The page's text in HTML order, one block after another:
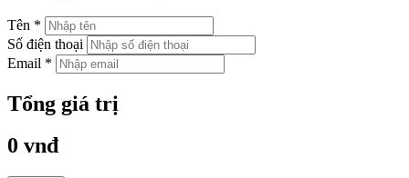
Tên *
Số điện thoại
Email *
Tổng giá trị
0 vnđ